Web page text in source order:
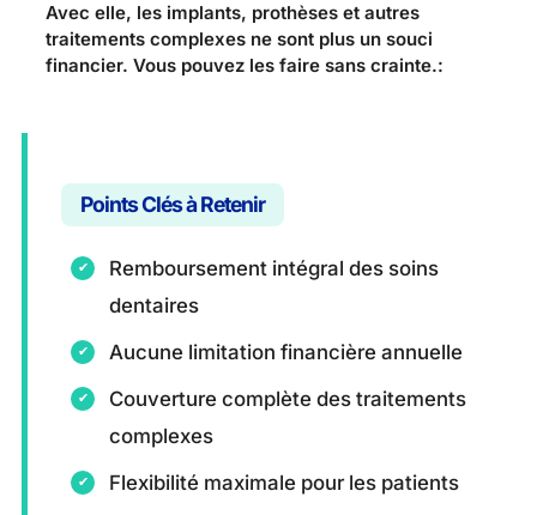
Avec elle, les implants, prothèses et autres
traitements complexes ne sont plus un souci
financier. Vous pouvez les faire sans crainte.:
Points Clés à Retenir
Remboursement intégral des soins
dentaires
Aucune limitation financière annuelle
Couverture complète des traitements
complexes
Flexibilité maximale pour les patients